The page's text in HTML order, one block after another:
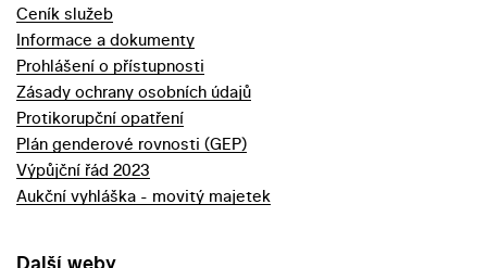
Ceník služeb
Informace a dokumenty
Prohlášení o přístupnosti
Zásady ochrany osobních údajů
Protikorupční opatření
Plán genderové rovnosti (GEP)
Výpůjční řád 2023
Aukční vyhláška - movitý majetek